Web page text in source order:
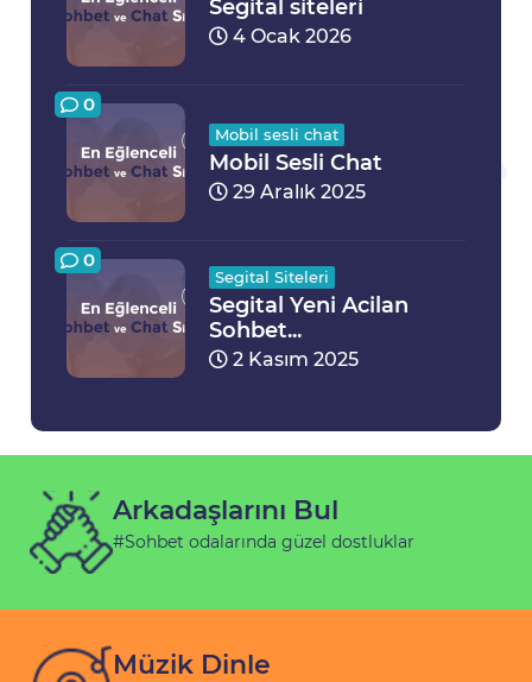
Segital siteleri
4 Ocak 2026
0
Mobil sesli chat
Mobil Sesli Chat
29 Aralık 2025
0
Segital Siteleri
Segital Yeni Acilan
Sohbet...
2 Kasım 2025
Arkadaşlarını Bul
#Sohbet odalarında güzel dostluklar
Müzik Dinle